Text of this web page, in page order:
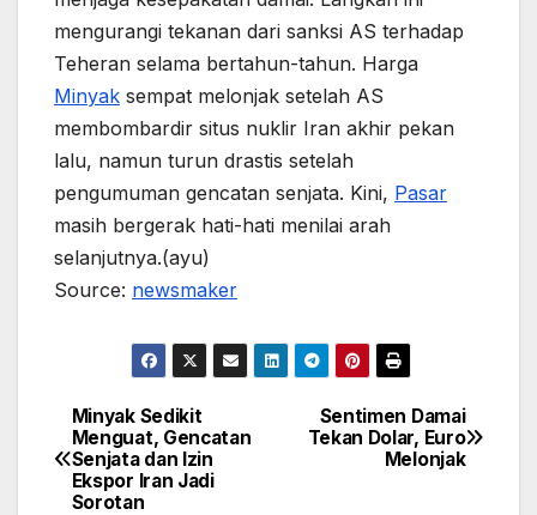
mengurangi tekanan dari sanksi AS terhadap
Teheran selama bertahun-tahun. Harga
Minyak sempat melonjak setelah AS
membombardir situs nuklir Iran akhir pekan
lalu, namun turun drastis setelah
pengumuman gencatan senjata. Kini, Pasar
masih bergerak hati-hati menilai arah
selanjutnya.(ayu)
Source: newsmaker
Post
navigation
Sentimen Damai
Tekan Dolar, Euro
Melonjak
Minyak Sedikit
Menguat, Gencatan
Senjata dan Izin
Ekspor Iran Jadi
Sorotan